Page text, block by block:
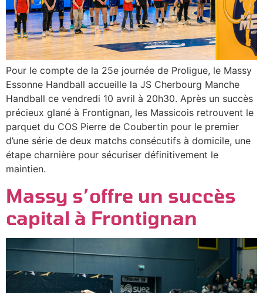
Pour le compte de la 25e journée de Proligue, le Massy
Essonne Handball accueille la JS Cherbourg Manche
Handball ce vendredi 10 avril à 20h30. Après un succès
précieux glané à Frontignan, les Massicois retrouvent le
parquet du COS Pierre de Coubertin pour le premier
d’une série de deux matchs consécutifs à domicile, une
étape charnière pour sécuriser définitivement le
maintien.
Massy s’offre un succès
capital à Frontignan